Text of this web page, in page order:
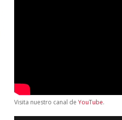
Visita nuestro canal de YouTube.